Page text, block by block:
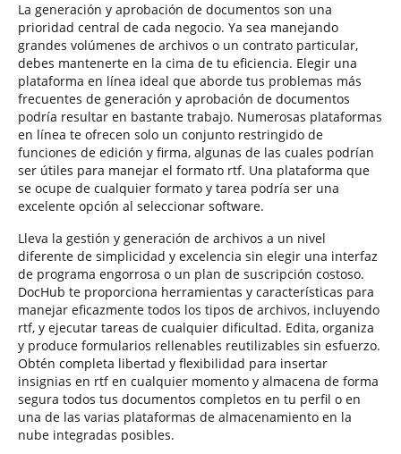
La generación y aprobación de documentos son una
prioridad central de cada negocio. Ya sea manejando
grandes volúmenes de archivos o un contrato particular,
debes mantenerte en la cima de tu eficiencia. Elegir una
plataforma en línea ideal que aborde tus problemas más
frecuentes de generación y aprobación de documentos
podría resultar en bastante trabajo. Numerosas plataformas
en línea te ofrecen solo un conjunto restringido de
funciones de edición y firma, algunas de las cuales podrían
ser útiles para manejar el formato rtf. Una plataforma que
se ocupe de cualquier formato y tarea podría ser una
excelente opción al seleccionar software.
Lleva la gestión y generación de archivos a un nivel
diferente de simplicidad y excelencia sin elegir una interfaz
de programa engorrosa o un plan de suscripción costoso.
DocHub te proporciona herramientas y características para
manejar eficazmente todos los tipos de archivos, incluyendo
rtf, y ejecutar tareas de cualquier dificultad. Edita, organiza
y produce formularios rellenables reutilizables sin esfuerzo.
Obtén completa libertad y flexibilidad para insertar
insignias en rtf en cualquier momento y almacena de forma
segura todos tus documentos completos en tu perfil o en
una de las varias plataformas de almacenamiento en la
nube integradas posibles.